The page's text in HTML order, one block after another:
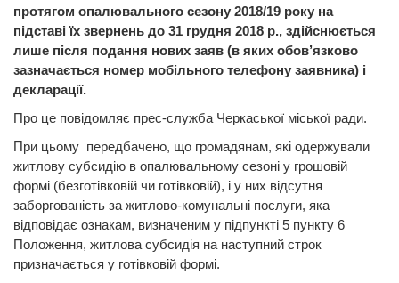
протягом опалювального сезону 2018/19 року на
підставі їх звернень до 31 грудня 2018 р., здійснюється
лише після подання нових заяв (в яких обов’язково
зазначається номер мобільного телефону заявника) і
декларації.​
Про це повідомляє прес-служба Черкаської міської ради.
При цьому передбачено, що громадянам, які одержували
житлову субсидію в опалювальному сезоні у грошовій
формі (безготівковій чи готівковій), і у них відсутня
заборгованість за житлово-комунальні послуги, яка
відповідає ознакам, визначеним у підпункті 5 пункту 6
Положення, житлова субсидія на наступний строк
призначається у готівковій формі.